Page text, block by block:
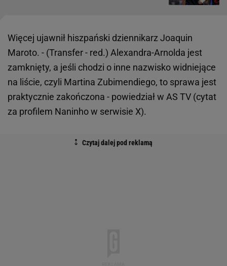
Więcej ujawnił hiszpański dziennikarz Joaquin
Maroto. - (Transfer - red.) Alexandra-Arnolda jest
zamknięty, a jeśli chodzi o inne nazwisko widniejące
na liście, czyli Martina Zubimendiego, to sprawa jest
praktycznie zakończona - powiedział w AS TV (cytat
za profilem Naninho w serwisie X).